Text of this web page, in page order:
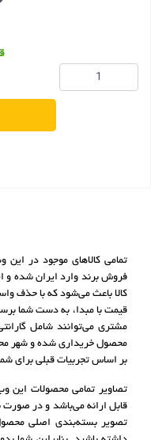
تمامی کالاهای موجود در
فروش برند وارد ایران شده و
کالا باعث می‌شود که با حذف
قیمت با مبدا، به دست شما
مشتری می‌توانند شامل
محصول خریداری شده و شهر
بر اساس تجربیات قبلی برای
تصاویر تمامی محصولات این
قابل ارائه می‌باشد و در
تصویر بسته‌بندی اصلی